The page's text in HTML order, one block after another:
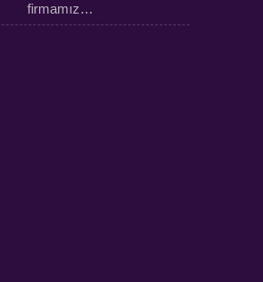
firmamız…